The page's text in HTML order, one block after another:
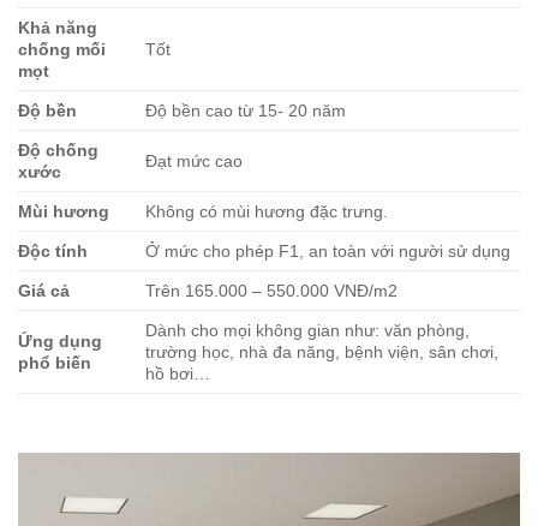
Khả năng
chống mối
mọt
Tốt
Độ bền Độ bền cao từ 15- 20 năm
Độ chống
xước
Đạt mức cao
Mùi hương Không có mùi hương đặc trưng.
Độc tính Ở mức cho phép F1, an toàn với người sử dụng
Giá cả Trên 165.000 – 550.000 VNĐ/m2
Ứng dụng
phổ biến
Dành cho mọi không gian như: văn phòng,
trường học, nhà đa năng, bệnh viện, sân chơi,
hồ bơi…